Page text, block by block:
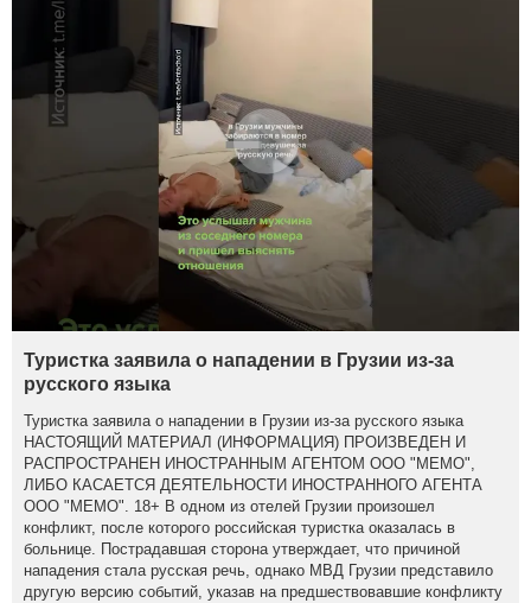
Туристка заявила о нападении в Грузии из-за
русского языка
Туристка заявила о нападении в Грузии из-за русского языка
НАСТОЯЩИЙ МАТЕРИАЛ (ИНФОРМАЦИЯ) ПРОИЗВЕДЕН И
РАСПРОСТРАНЕН ИНОСТРАННЫМ АГЕНТОМ ООО "МЕМО",
ЛИБО КАСАЕТСЯ ДЕЯТЕЛЬНОСТИ ИНОСТРАННОГО АГЕНТА
ООО "МЕМО". 18+ В одном из отелей Грузии произошел
конфликт, после которого российская туристка оказалась в
больнице. Пострадавшая сторона утверждает, что причиной
нападения стала русская речь, однако МВД Грузии представило
другую версию событий, указав на предшествовавшие конфликту